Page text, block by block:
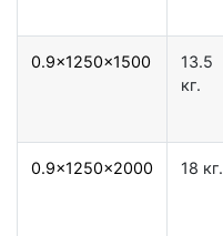
0.9x1250x1500
13.5
кг.
0.9x1250x2000 18 кг.